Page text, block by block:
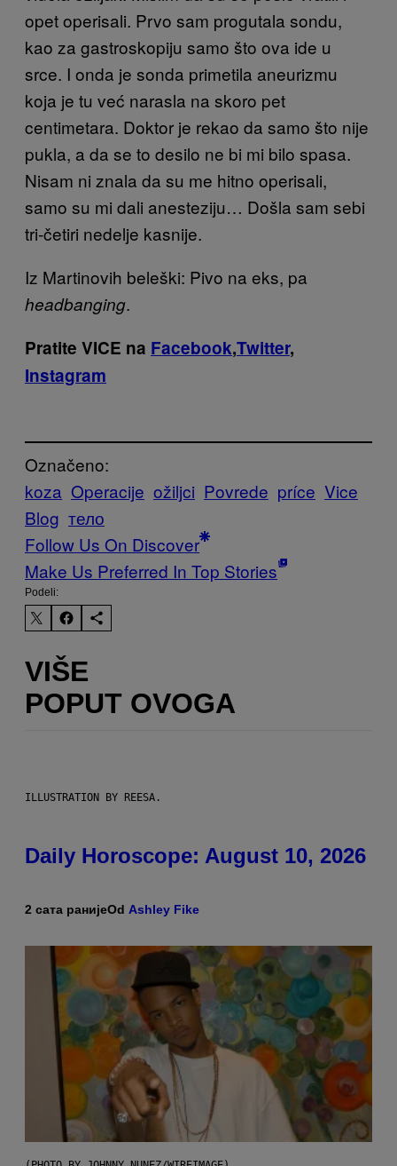
opet operisali. Prvo sam progutala sondu,
kao za gastroskopiju samo što ova ide u
srce. I onda je sonda primetila aneurizmu
koja je tu već narasla na skoro pet
centimetara. Doktor je rekao da samo što nije
pukla, a da se to desilo ne bi mi bilo spasa.
Nisam ni znala da su me hitno operisali,
samo su mi dali anesteziju… Došla sam sebi
tri-četiri nedelje kasnije.
Iz Martinovih beleški: Pivo na eks, pa
headbanging.
Pratite VICE na Facebook,Twitter,
Instagram
Označeno:
koza Operacije ožiljci Povrede príce Vice
Blog тело
Follow Us On Discover
Make Us Preferred In Top Stories
Podeli:
VIŠE
POPUT OVOGA
ILLUSTRATION BY REESA.
Daily Horoscope: August 10, 2026
2 сата ранијеOd Ashley Fike